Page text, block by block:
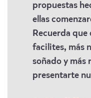
propuestas
ellas
Recuerda que
facilites, más
soñado y más
presentarte